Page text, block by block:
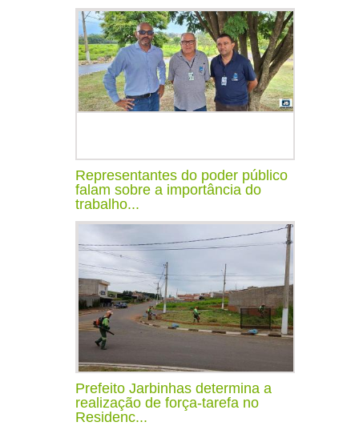
Representantes do poder público
falam sobre a importância do
trabalho...
Prefeito Jarbinhas determina a
realização de força-tarefa no
Residenc...